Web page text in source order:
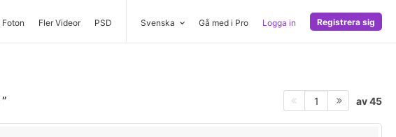
Foton Fler Videor PSD Svenska Gå med i Pro Logga in Registrera sig
1 av 45